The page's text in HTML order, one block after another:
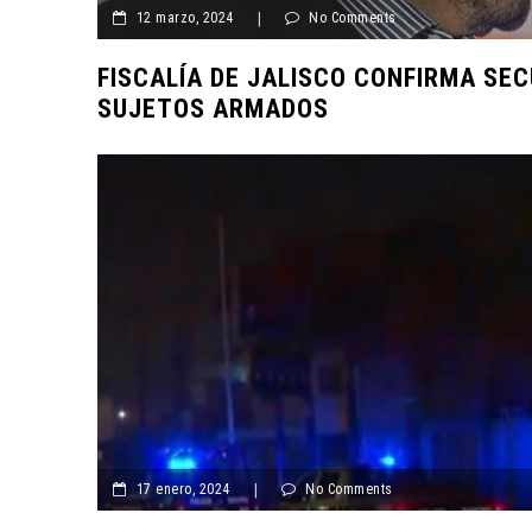
Poderoso Relato Cinematográfico
La UDLAP da la bienvenida a sus nuevos
campus de vanguardia
¡Llega la Revolución! Las Apple Vision Pro se Estrenan
el 2 de Febrero
Adolescente de Estados Unidos Desafía los Límites
12 marzo, 2024 No Comments
FISCALÍA DE JALISCO CONFIRMA
SUJETOS ARMADOS
17 enero, 2024 No Comments